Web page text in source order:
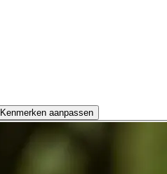
Kenmerken aanpassen